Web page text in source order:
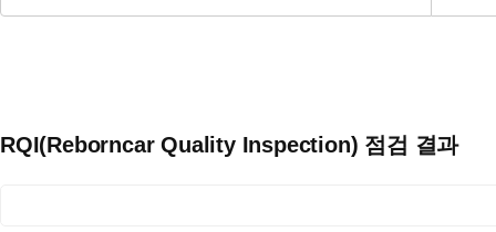
RQI(Reborncar Quality Inspection) 점검 결과